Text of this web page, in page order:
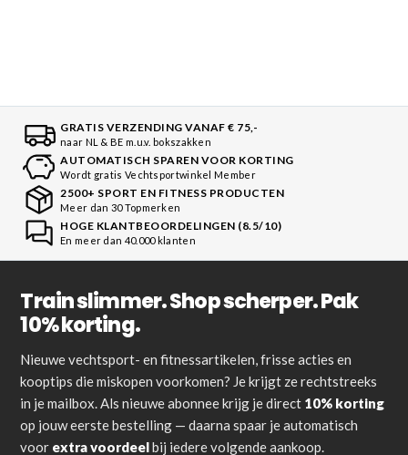
GRATIS VERZENDING VANAF € 75,-
naar NL & BE m.u.v. bokszakken
AUTOMATISCH SPAREN VOOR KORTING
Wordt gratis Vechtsportwinkel Member
2500+ SPORT EN FITNESS PRODUCTEN
Meer dan 30 Topmerken
HOGE KLANTBEOORDELINGEN (8.5/10)
En meer dan 40.000 klanten
Train slimmer. Shop scherper. Pak
10% korting.
Nieuwe vechtsport- en fitnessartikelen, frisse acties en
kooptips die miskopen voorkomen? Je krijgt ze rechtstreeks
in je mailbox. Als nieuwe abonnee krijg je direct 10% korting
op jouw eerste bestelling — daarna spaar je automatisch
voor extra voordeelbij iedere volgende aankoop.